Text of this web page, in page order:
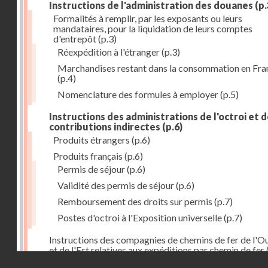
Instructions de l'administration des douanes
Formalités à remplir, par les exposants ou leurs
mandataires, pour la liquidation de leurs comptes
d'entrepôt(p.3)
Réexpédition à l'étranger(p.3)
Marchandises restant dans la consommation en
(p.4)
Nomenclature des formules à employer(p.5)
Instructions des administrations de l'octroi et
contributions indirectes (p.6)
Produits étrangers (p.6)
Produits français (p.6)
Permis de séjour(p.6)
Validité des permis de séjour(p.6)
Remboursement des droits sur permis (p.7)
Postes d'octroi à l'Exposition universelle(p.7)
Instructions des compagnies de chemins de fer de
et de l'Est relatives aux expéditions par chemin de fer